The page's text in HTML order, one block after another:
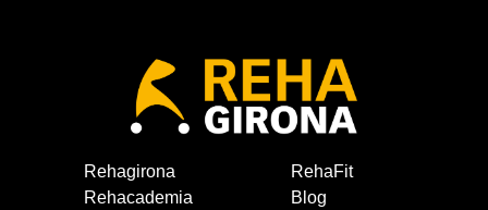
Rehagirona
RehaFit
Rehacademia
Blog